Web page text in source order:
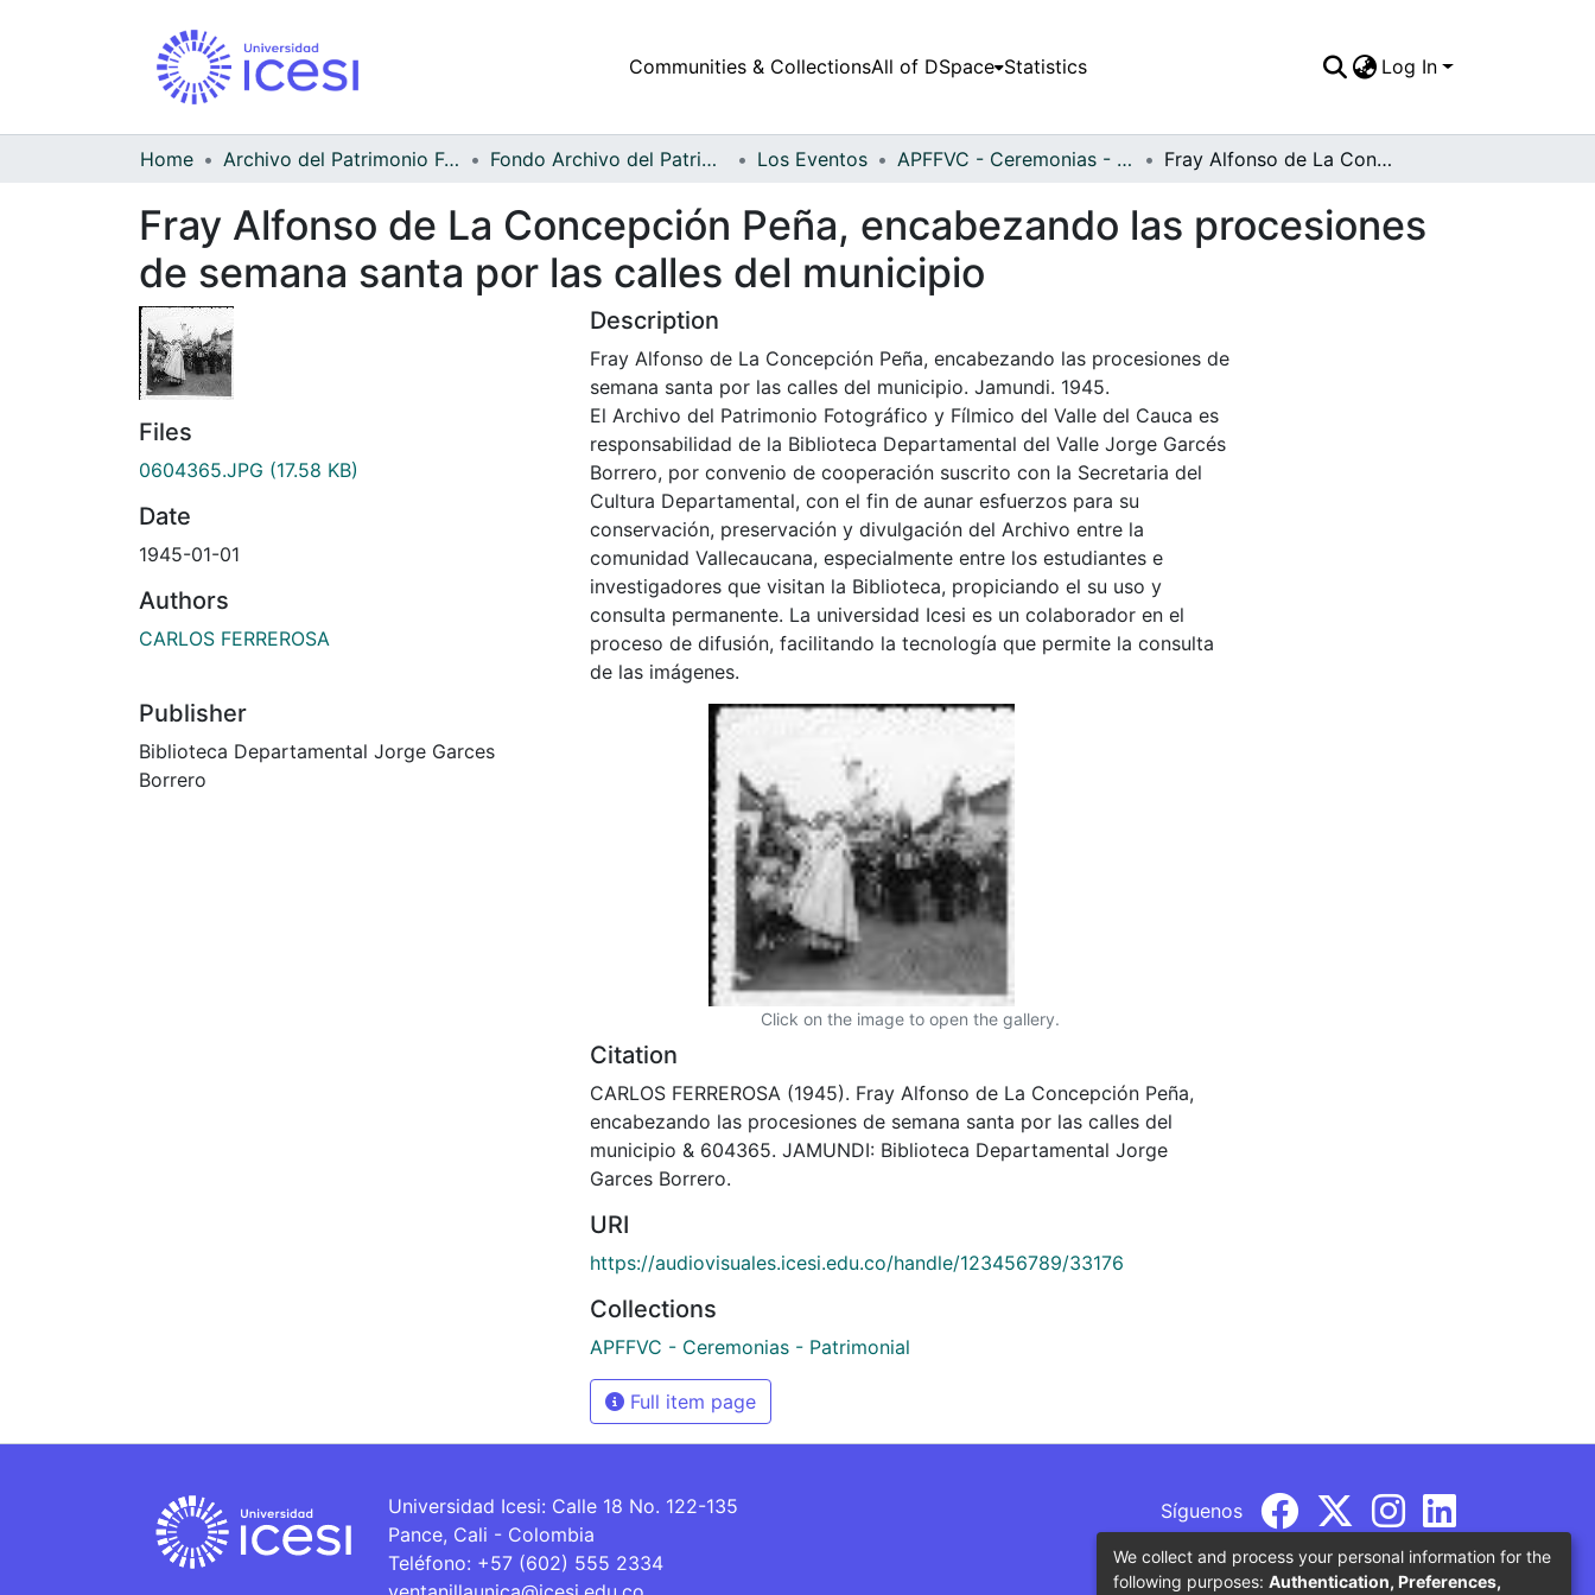
Communities & CollectionsAll of DSpace Statistics Log In
Home Archivo del Patrimonio Fotográfico y Fílmico del Valle del Cauca Fondo Archivo del Patrimonio Fotográfico y Fílmico del Valle del Cauca Los Eventos APFFVC - Ceremonias - Patrimonial Fray Alfonso de La Concepción Peña, encabezando las procesiones de semana santa por las calles del municipio
Fray Alfonso de La Concepción Peña, encabezando las procesiones
de semana santa por las calles del municipio
Files
0604365.JPG (17.58 KB)
Date
1945-01-01
Authors
CARLOS FERREROSA
Publisher
Biblioteca Departamental Jorge Garces
Borrero
Description
Fray Alfonso de La Concepción Peña, encabezando las procesiones de
semana santa por las calles del municipio. Jamundi. 1945.
El Archivo del Patrimonio Fotográfico y Fílmico del Valle del Cauca es
responsabilidad de la Biblioteca Departamental del Valle Jorge Garcés
Borrero, por convenio de cooperación suscrito con la Secretaria del
Cultura Departamental, con el fin de aunar esfuerzos para su
conservación, preservación y divulgación del Archivo entre la
comunidad Vallecaucana, especialmente entre los estudiantes e
investigadores que visitan la Biblioteca, propiciando el su uso y
consulta permanente. La universidad Icesi es un colaborador en el
proceso de difusión, facilitando la tecnología que permite la consulta
de las imágenes.
Click on the image to open the gallery.
Citation
CARLOS FERREROSA (1945). Fray Alfonso de La Concepción Peña,
encabezando las procesiones de semana santa por las calles del
municipio & 604365. JAMUNDI: Biblioteca Departamental Jorge
Garces Borrero.
URI
https://audiovisuales.icesi.edu.co/handle/123456789/33176
Collections
APFFVC - Ceremonias - Patrimonial
Full item page
Universidad Icesi: Calle 18 No. 122-135
Pance, Cali - Colombia
Teléfono: +57 (602) 555 2334
Síguenos
We collect and process your personal information for the
following purposes: Authentication, Preferences,